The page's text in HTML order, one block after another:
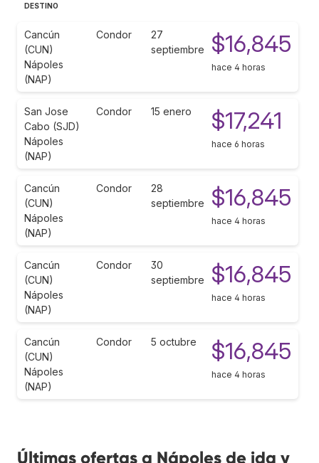
DESTINO
Cancún
(CUN)
Nápoles
(NAP)
Condor
27
septiembre
$16,845
hace 4 horas
San Jose
Cabo (SJD)
Nápoles
(NAP)
Condor 15 enero $17,241
hace 6 horas
Cancún
(CUN)
Nápoles
(NAP)
Condor
28
septiembre
$16,845
hace 4 horas
Cancún
(CUN)
Nápoles
(NAP)
Condor
30
septiembre
$16,845
hace 4 horas
Cancún
(CUN)
Nápoles
(NAP)
Condor 5 octubre $16,845
hace 4 horas
Últimas ofertas a Nápoles de ida y